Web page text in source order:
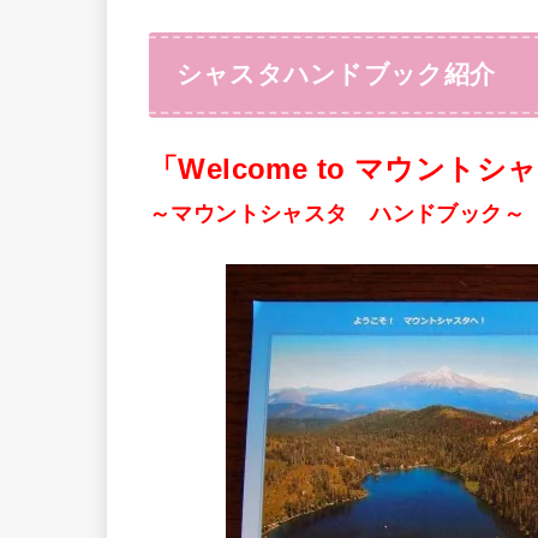
シャスタハンドブック紹介
「Welcome to マウントシ
～マウントシャスタ ハンドブック～